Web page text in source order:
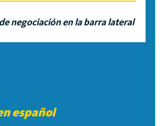
negociación en la barra lateral
español